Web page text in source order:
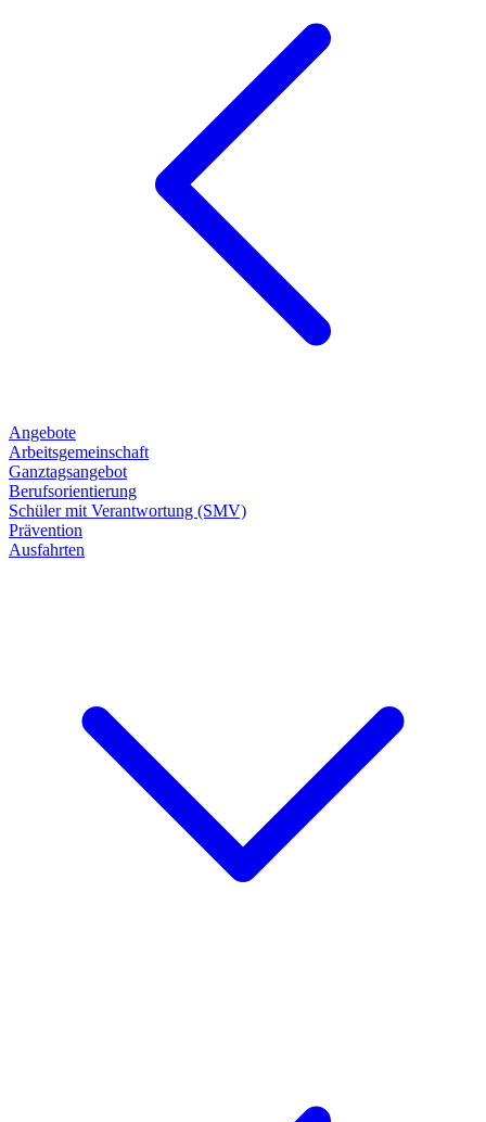
Angebote
Arbeitsgemeinschaft
Ganztagsangebot
Berufsorientierung
Schüler mit Verantwortung (SMV)
Prävention
Ausfahrten